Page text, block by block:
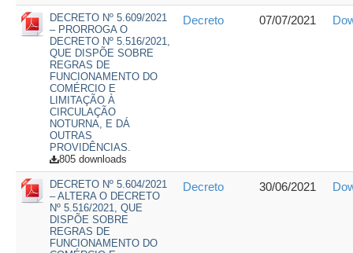
DECRETO Nº 5.609/2021
– PRORROGA O
DECRETO Nº 5.516/2021,
QUE DISPÕE SOBRE
REGRAS DE
FUNCIONAMENTO DO
COMÉRCIO E
LIMITAÇÃO À
CIRCULAÇÃO
NOTURNA, E DÁ
OUTRAS
PROVIDÊNCIAS.
805 downloads
Decreto 07/07/2021
DECRETO Nº 5.604/2021
– ALTERA O DECRETO
Nº 5.516/2021, QUE
DISPÕE SOBRE
REGRAS DE
FUNCIONAMENTO DO
Decreto 30/06/2021